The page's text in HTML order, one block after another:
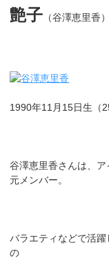
艶子 （谷澤恵里香）
1990年11月15日生（
谷澤恵里香さんは、
元メンバー。
バラエティなどで活
の